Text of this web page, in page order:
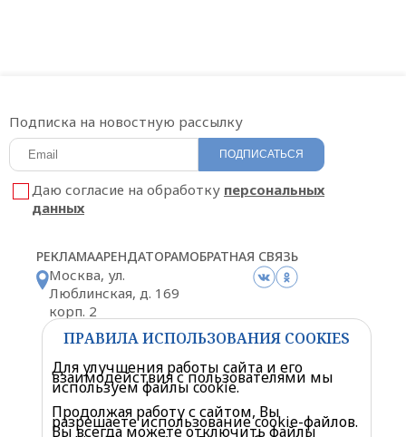
РЕКЛАМААРЕНДАТОРАМОБРАТНАЯ СВЯЗЬ
Москва, ул.
Люблинская, д. 169
корп. 2
Схема проезда
Подписка на новостную рассылку
ПОДПИСАТЬСЯ
Даю согласие на обработку персональных
данных
Политика конфиденциальности
ПРАВИЛА ИСПОЛЬЗОВАНИЯ COOKIES
Для улучшения работы сайта и его
взаимодействия с пользователями мы
используем файлы cookie.
Продолжая работу с сайтом, Вы
разрешаете использование cookie-файлов.
Вы всегда можете отключить файлы